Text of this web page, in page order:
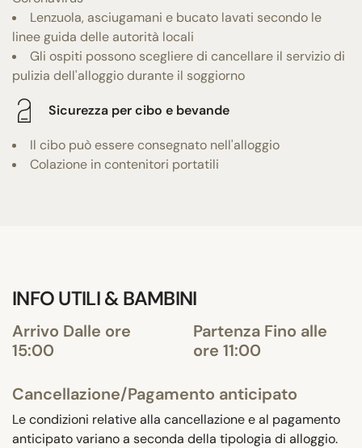
Lenzuola, asciugamani e bucato lavati secondo le
linee guida delle autorità locali
Gli ospiti possono scegliere di cancellare il servizio di
pulizia dell'alloggio durante il soggiorno
Sicurezza per cibo e bevande
Il cibo può essere consegnato nell'alloggio
Colazione in contenitori portatili
INFO UTILI & BAMBINI
Arrivo Dalle ore
15:00
Partenza Fino alle
ore 11:00
Cancellazione/Pagamento anticipato
Le condizioni relative alla cancellazione e al pagamento
anticipato variano a seconda della tipologia di alloggio.